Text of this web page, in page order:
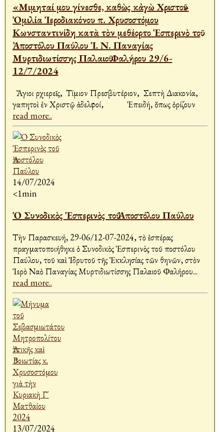
«Μιμηταί μου γίνεσθε, καθὼς κἀγὼ Χριστοῦ»
Ὁμιλία Ἱεροδιακόνου π. Χρυσοστόμου
Κωνσταντινίδη κατὰ τὸν μεθέορτο Ἑσπερινὸ τοῦ
Ἀποστόλου Παύλου Ἱ. Ν. Παναγίας
Μυρτιδιωτίσσης Παλαιοῦ Φαλήρου 29/6-
12/7/2024
Ἅγιοι Ἀρχιερεῖς, Τίμιον Πρεσβυτέριον, Σεπτὴ Διακονία,
Ἀγαπητοὶ ἐν Χριστῷ ἀδελφοί, Ἐπειδή, ὅπως ὁρίζουν
read more..
14/07/2024
<1min
Ὁ Συνοδικὸς Ἑσπερινὸς τοῦ Ἀποστόλου Παύλου
Τὴν Παρασκευή, 29-06/12-07-2024, τὸ ἑσπέρας
πραγματοποιήθηκε ὁ Συνοδικὸς Ἑσπερινὸς τοῦ Ἀποστόλου
Παύλου, τοῦ καὶ Ἱδρυτοῦ τῆς Ἐκκλησίας τῶν Ἀθηνῶν, στὸν
Ἱερὸ Ναὸ Παναγίας Μυρτιδιωτίσσης Παλαιοῦ Φαλήρου...
read more..
13/07/2024